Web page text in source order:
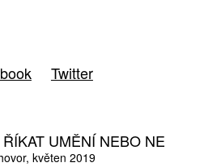
Twitter
UMĚNÍ NEBO NE
květen 2019